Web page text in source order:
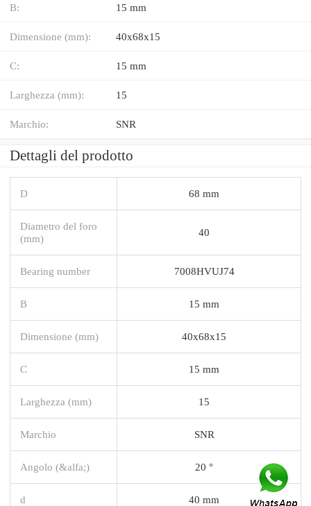
B: 15 mm
Dimensione (mm): 40x68x15
C: 15 mm
Larghezza (mm): 15
Marchio: SNR
Dettagli del prodotto
D 68 mm
Diametro del foro
(mm)
40
Bearing number 7008HVUJ74
B 15 mm
Dimensione (mm) 40x68x15
C 15 mm
Larghezza (mm) 15
Marchio SNR
Angolo (&alfa;) 20 °
d 40 mm